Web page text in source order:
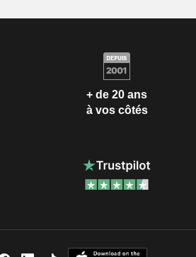
+ de 20 ans
à vos côtés